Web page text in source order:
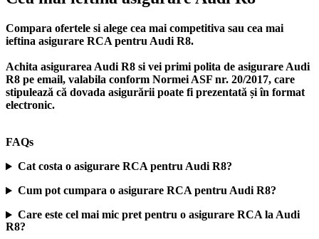
Compara ofertele si alege cea mai competitiva sau cea mai
ieftina asigurare RCA pentru Audi R8.
Achita asigurarea Audi R8 si vei primi polita de asigurare Audi
R8 pe email, valabila conform Normei ASF nr. 20/2017, care
stipulează că dovada asigurării poate fi prezentată și în format
electronic.
FAQs
Cat costa o asigurare RCA pentru Audi R8?
Cum pot cumpara o asigurare RCA pentru Audi R8?
Care este cel mai mic pret pentru o asigurare RCA la Audi
R8?